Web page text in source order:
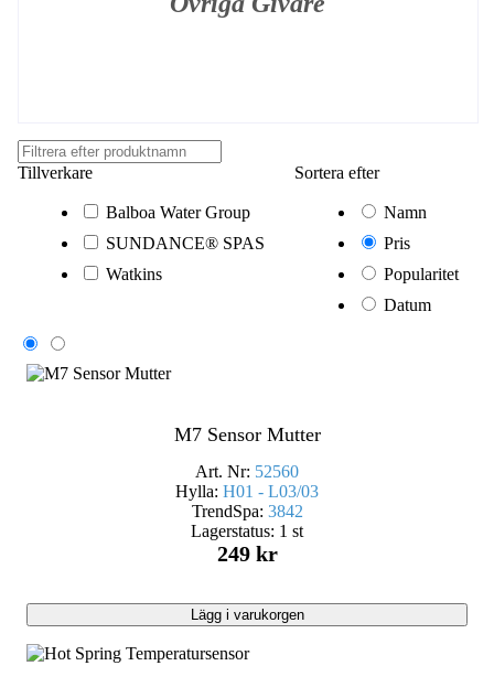
Tillverkare
Balboa Water Group
SUNDANCE® SPAS
Watkins
Sortera efter
Namn
Pris
Popularitet
Datum
M7 Sensor Mutter
Art. Nr: 52560
Hylla: H01 - L03/03
TrendSpa: 3842
Lagerstatus: 1 st
249 kr
Lägg i varukorgen